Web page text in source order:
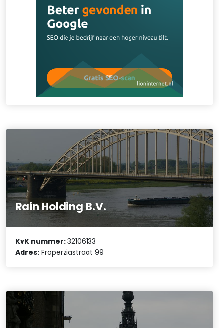
Rain Holding B.V.
KvK nummer: 32106133
Adres: Properziastraat 99